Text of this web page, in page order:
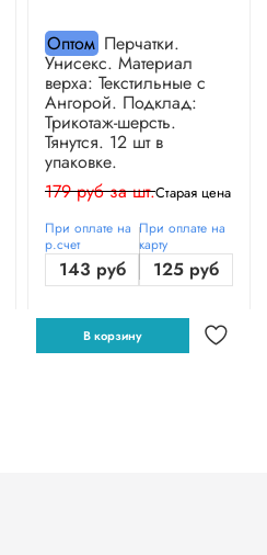
ОптомПерчатки.
Унисекс. Материал
верха: Текстильные с
Ангорой. Подклад:
Трикотаж-шерсть.
Тянутся. 12 шт в
упаковке.
179 руб за шт.Старая цена
При оплате на
р.счет
143 руб
При оплате на
карту
125 руб
В корзину